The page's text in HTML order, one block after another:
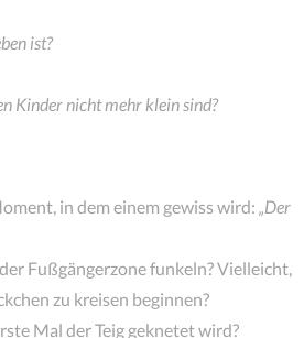
ist?
Kinder nicht mehr klein sind?
in dem einem gewiss wird: „Der
Fußgängerzone funkeln? Vielleicht,
zu kreisen beginnen?
Mal der Teig geknetet wird?